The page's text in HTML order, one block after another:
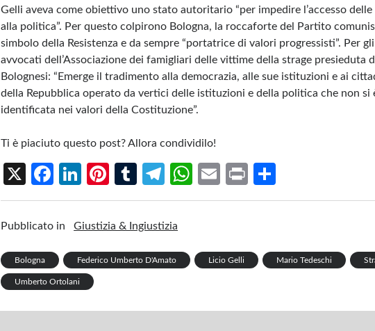
Gelli aveva come obiettivo uno stato autoritario “per impedire l’accesso delle
alla politica”. Per questo colpirono Bologna, la roccaforte del Partito
simbolo della Resistenza e da sempre “portatrice di valori progressisti”. Per gli
avvocati dell’Associazione dei famigliari delle vittime della strage presieduta
Bolognesi: “Emerge il tradimento alla democrazia, alle sue istituzioni e ai
della Repubblica operato da vertici delle istituzioni e della politica che non si
identificata nei valori della Costituzione”.
Ti è piaciuto questo post? Allora condividilo!
X
Fa
ce
b
o
k
Li
n
ke
n
Pi
nt
er
t
T
u
m
r
Te
le
gr
m
W
h
A
p
E
m
Pr
in h
Pubblicato in Giustizia & Ingiustizia
Bologna Federico Umberto D'Amato Licio Gelli Mario Tedeschi
Umberto Ortolani